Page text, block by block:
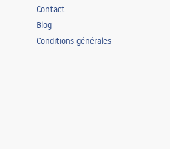
Contact
Blog
Conditions générales